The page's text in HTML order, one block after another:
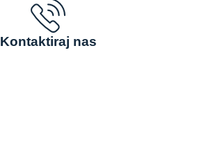
Kontaktiraj nas